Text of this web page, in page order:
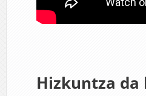
Hizkuntza